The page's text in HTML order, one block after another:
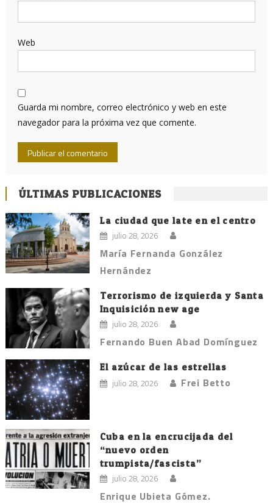
Web
Guarda mi nombre, correo electrónico y web en este
navegador para la próxima vez que comente.
ÚLTIMAS PUBLICACIONES
La ciudad que late en el centro
julio 28, 2026
María Fernanda González
Hernández
Terrorismo de izquierda y Santa
Inquisición new age
julio 28, 2026
Fernando Buen Abad Domínguez
El azúcar de las estrellas
julio 28, 2026 Frei Betto
Cuba en la encrucijada del
“nuevo orden
trumpista/fascista”
julio 28, 2026
Enrique Ubieta Gómez.